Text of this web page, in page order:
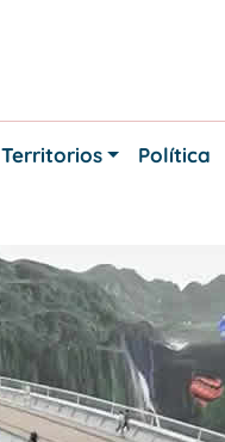
Territorios Política